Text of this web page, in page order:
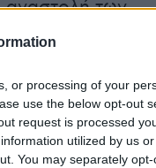
or processing of your
use the below opt-out
request is processed
utilized by us
You may separately
αναστολή των
χώρα.
στηνΟλομέλεια
το λόγο,
της
επιδείνωση των